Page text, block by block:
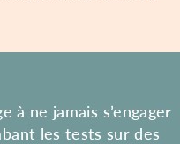
à ne jamais s’engager
les tests sur des